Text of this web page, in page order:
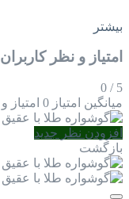
بیشتر
امتیاز و نظر کاربران
5
/
0
میانگین امتیاز 0 امتیاز و رای
افزودن نظر جدید
بازگشت